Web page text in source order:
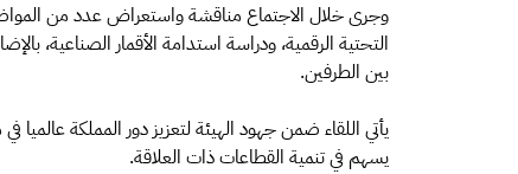
وجرى خلال الاجتماع مناقشة واستعراض عدد من
التحتية الرقمية، ودراسة استدامة الأقمار الصناعية،
بين الطرفين.
يأتي اللقاء ضمن جهود الهيئة لتعزيز دور المملكة عالميا
يسهم في تنمية القطاعات ذات العلاقة.